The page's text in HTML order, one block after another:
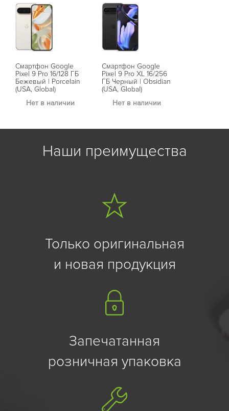
режиме энергосбережения — до 100 часов. Для хранения
ваших файлов доступна память объемом 128 ГБ, что делает
Pixel 9a удобным даже для самых активных пользователей.
Pixel 9a оснащен помощником Gemini, который организует ваш
день и решает повседневные задачи. Gemini помогает писать
Смартфон Google
Pixel 9 Pro 16/128 ГБ
Бежевый | Porcelain
(USA, Global)
Нет в наличии
Смартфон Google
Pixel 9 Pro XL 16/256
ГБ Черный | Obsidian
(USA, Global)
Нет в наличии
Наши преимущества
Только оригинальная
и новая продукция
Запечатанная
розничная упаковка